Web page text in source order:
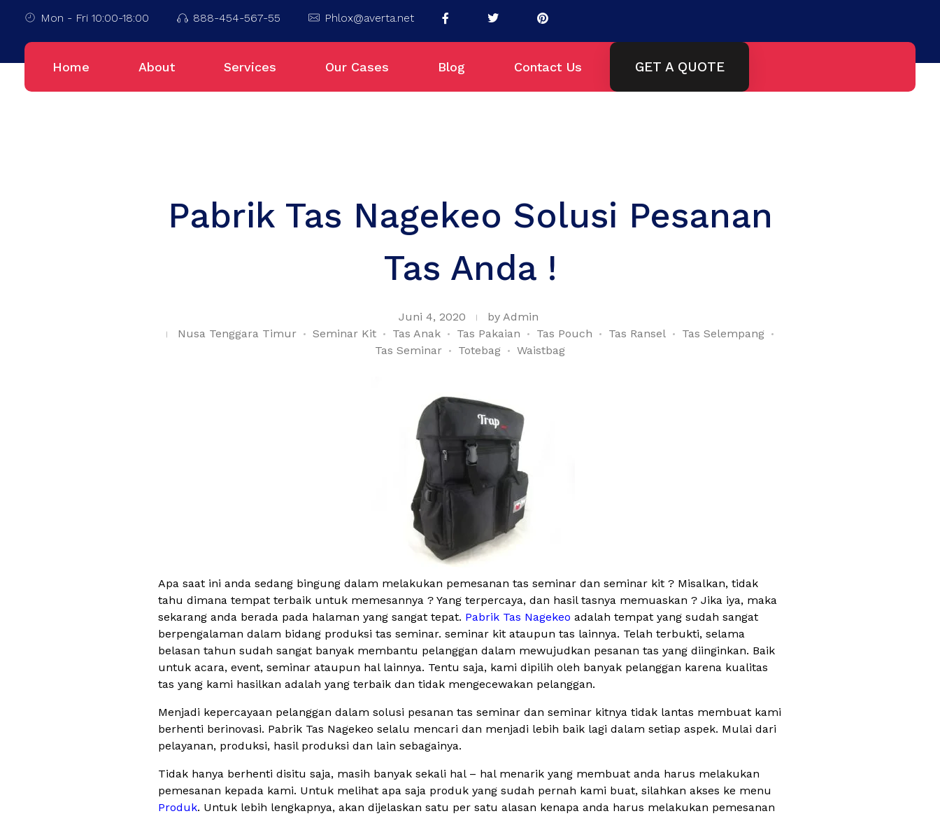
Mon - Fri 10:00-18:00 888-454-567-55 Phlox@averta.net
Home About Services Our Cases Blog Contact Us GET A QUOTE
Pabrik Tas Nagekeo Solusi Pesanan
Tas Anda !
Juni 4, 2020 by Admin
Nusa Tenggara Timur
Seminar Kit Tas Anak Tas Pakaian Tas Pouch Tas Ransel
Tas Selempang
Tas Seminar
Totebag Waistbag
Apa saat ini anda sedang bingung dalam melakukan pemesanan tas seminar dan seminar kit ? Misalkan, tidak
tahu dimana tempat terbaik untuk memesannya ? Yang terpercaya, dan hasil tasnya memuaskan ? Jika iya, maka
sekarang anda berada pada halaman yang sangat tepat. Pabrik Tas Nagekeo adalah tempat yang sudah sangat
berpengalaman dalam bidang produksi tas seminar. seminar kit ataupun tas lainnya. Telah terbukti, selama
belasan tahun sudah sangat banyak membantu pelanggan dalam mewujudkan pesanan tas yang diinginkan. Baik
untuk acara, event, seminar ataupun hal lainnya. Tentu saja, kami dipilih oleh banyak pelanggan karena kualitas
tas yang kami hasilkan adalah yang terbaik dan tidak mengecewakan pelanggan.
Menjadi kepercayaan pelanggan dalam solusi pesanan tas seminar dan seminar kitnya tidak lantas membuat kami
berhenti berinovasi. Pabrik Tas Nagekeo selalu mencari dan menjadi lebih baik lagi dalam setiap aspek. Mulai dari
pelayanan, produksi, hasil produksi dan lain sebagainya.
Tidak hanya berhenti disitu saja, masih banyak sekali hal – hal menarik yang membuat anda harus melakukan
pemesanan kepada kami. Untuk melihat apa saja produk yang sudah pernah kami buat, silahkan akses ke menu
Produk. Untuk lebih lengkapnya, akan dijelaskan satu per satu alasan kenapa anda harus melakukan pemesanan